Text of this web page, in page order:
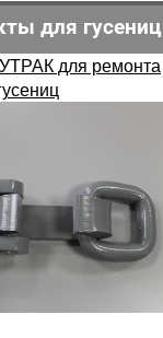
для гусениц
для ремонта